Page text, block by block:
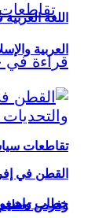
تقاطعات
خطاب
اللغة
العربية
القطن في
وفرص تعظيم